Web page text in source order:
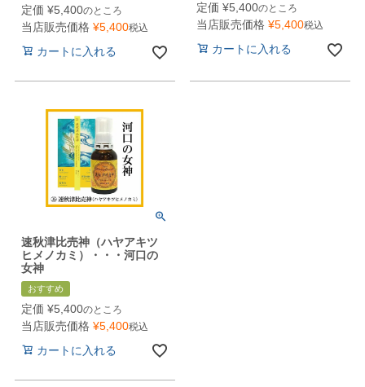
定価 ¥5,400のところ
当店販売価格 ¥5,400税込
カートに入れる
定価 ¥5,400のところ
当店販売価格 ¥5,400税込
カートに入れる
速秋津比売神（ハヤアキツ
ヒメノカミ）・・・河口の
女神
おすすめ
定価 ¥5,400のところ
当店販売価格 ¥5,400税込
カートに入れる